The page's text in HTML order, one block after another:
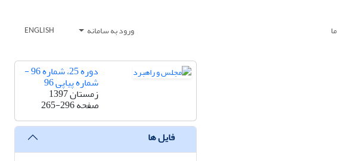
ورود به سامانه ENGLISH
دوره 25، شماره 96 -
شماره پیاپی 96
زمستان 1397
صفحه265-296
فایل ها